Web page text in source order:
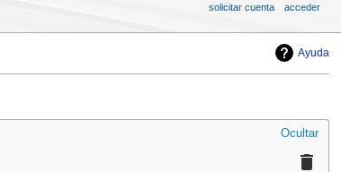
Ayuda
Ocultar
solicitar cuenta acceder